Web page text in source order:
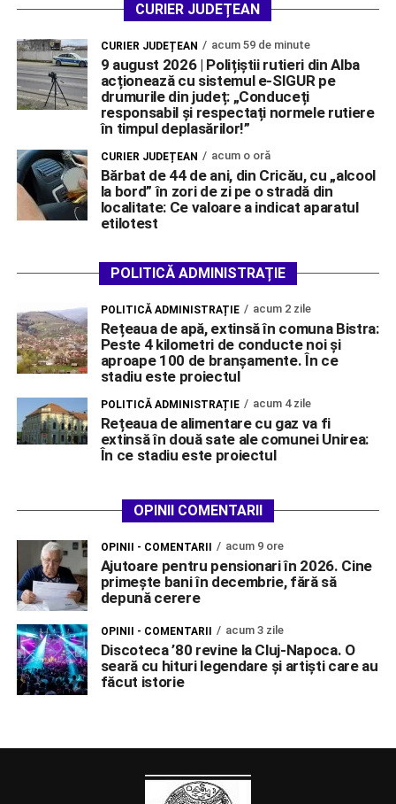
CURIER JUDEȚEAN
CURIER JUDEȚEAN acum 59 de minute
9 august 2026 | Polițiștii rutieri din Alba
acționează cu sistemul e-SIGUR pe
drumurile din județ: „Conduceți
responsabil și respectați normele rutiere
în timpul deplasărilor!”
CURIER JUDEȚEAN acum o oră
Bărbat de 44 de ani, din Cricău, cu „alcool
la bord” în zori de zi pe o stradă din
localitate: Ce valoare a indicat aparatul
etilotest
POLITICĂ ADMINISTRAȚIE
POLITICĂ ADMINISTRAȚIE acum 2 zile
Rețeaua de apă, extinsă în comuna Bistra:
Peste 4 kilometri de conducte noi și
aproape 100 de branșamente. În ce
stadiu este proiectul
POLITICĂ ADMINISTRAȚIE acum 4 zile
Rețeaua de alimentare cu gaz va fi
extinsă în două sate ale comunei Unirea:
În ce stadiu este proiectul
OPINII COMENTARII
OPINII - COMENTARII acum 9 ore
Ajutoare pentru pensionari în 2026. Cine
primește bani în decembrie, fără să
depună cerere
OPINII - COMENTARII acum 3 zile
Discoteca ’80 revine la Cluj-Napoca. O
seară cu hituri legendare și artiști care au
făcut istorie